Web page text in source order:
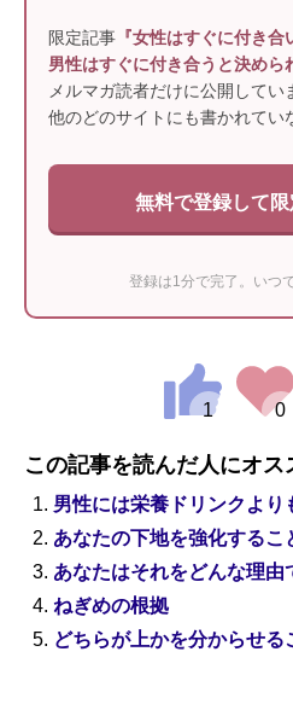
限定記事 『女性はすぐに付き合
男性はすぐに付き合うと決めら
メルマガ読者だけに公開してい
他のどのサイトにも書かれてい
無料で登録して
登録は1分で完了。いつ
この記事を読んだ人にオス
男性には栄養ドリンクよ
あなたの下地を強化するこ
あなたはそれをどんな理由
ねぎめの根拠
どちらが上かを分からせる